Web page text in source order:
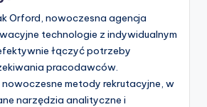
Orford, nowoczesna agencja
technologie z indywidualnym
łączyć potrzeby
pracodawców.
metody rekrutacyjne, w
narzędzia analityczne i